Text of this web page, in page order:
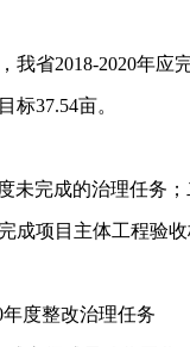
2018-2020年应完
标37.54亩。
完成的治理任务；
成项目主体工程验收
度整改治理任务